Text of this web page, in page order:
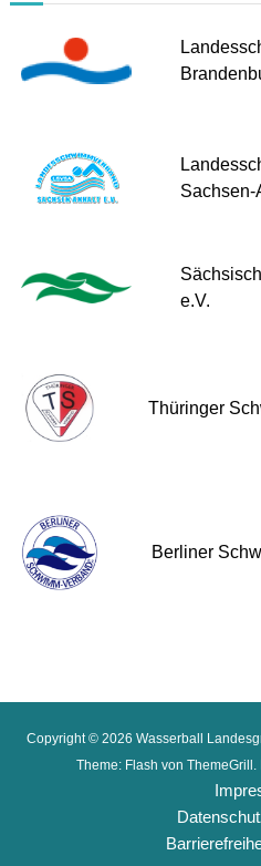
Sachsen-
e.V.
Thüringer
Berliner
Copyright © 2026 Wasserball
Theme: Flash von ThemeGrill.